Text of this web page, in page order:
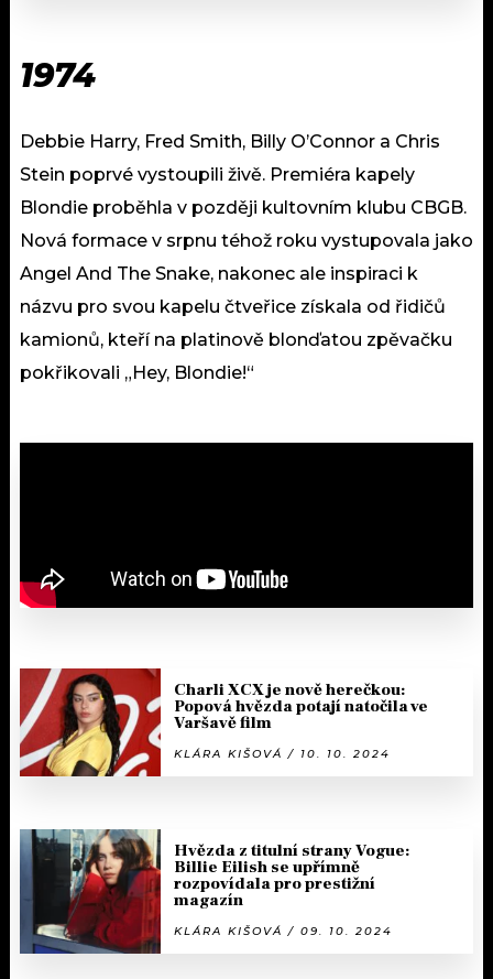
1974
Debbie Harry, Fred Smith, Billy O’Connor a Chris
Stein poprvé vystoupili živě. Premiéra kapely
Blondie proběhla v později kultovním klubu CBGB.
Nová formace v srpnu téhož roku vystupovala jako
Angel And The Snake, nakonec ale inspiraci k
názvu pro svou kapelu čtveřice získala od řidičů
kamionů, kteří na platinově blonďatou zpěvačku
pokřikovali „Hey, Blondie!“
Charli XCX je nově herečkou:
Popová hvězda potají natočila ve
Varšavě film
KLÁRA KIŠOVÁ / 10. 10. 2024
Hvězda z titulní strany Vogue:
Billie Eilish se upřímně
rozpovídala pro prestižní
magazín
KLÁRA KIŠOVÁ / 09. 10. 2024